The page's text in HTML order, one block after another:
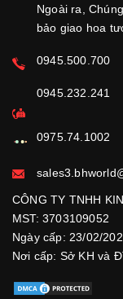
Ngoài ra,
bảo giao hoa
0945.500.700
0945.232.241
0975.74.1002
CÔNG TY TNHH
MST: 3703109052
Ngày cấp: 23/02/
Nơi cấp: Sở KH và